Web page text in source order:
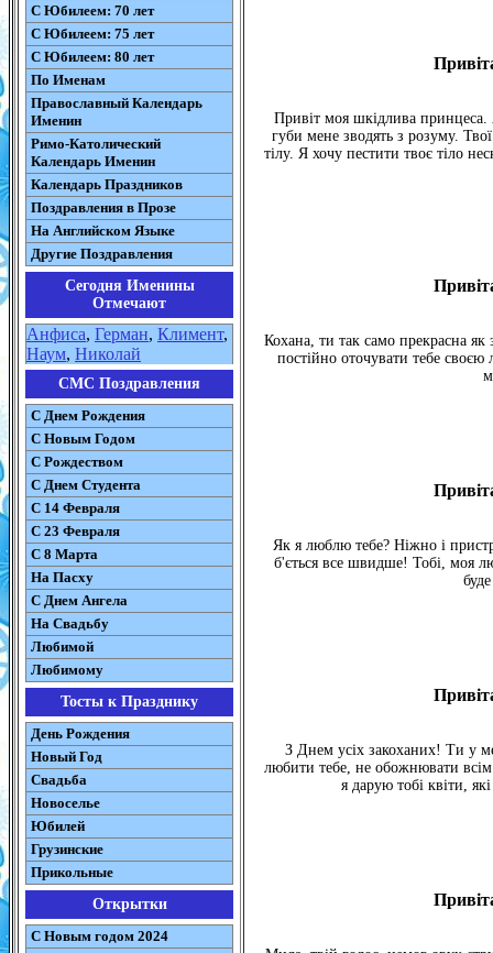
С Юбилеем: 70 лет
С Юбилеем: 75 лет
С Юбилеем: 80 лет
По Именам
Православный Календарь
Именин
Римо-Католический
Календарь Именин
Календарь Праздников
Поздравления в Прозе
На Английском Языке
Другие Поздравления
Сегодня Именины
Отмечают
Анфиса, Герман, Климент,
Наум, Николай
СМС Поздравления
С Днем Рождения
С Новым Годом
С Рождеством
C Днем Студента
С 14 Февраля
С 23 Февраля
С 8 Марта
На Пасху
C Днем Ангела
На Свадьбу
Любимой
Любимому
Тосты к Празднику
День Рождения
Новый Год
Свадьба
Новоселье
Юбилей
Грузинские
Прикольные
Открытки
С Новым годом 2024
Привіт моя шкідлива
губи мене зводять з розуму.
тілу. Я хочу пестити твоє тіло
Кохана, ти так само прекрасна
постійно оточувати тебе
Як я люблю тебе? Ніжно і
б'ється все швидше! Тобі, моя
З Днем усіх закоханих! Ти у
любити тебе, не обожнювати
я дарую тобі квіти,